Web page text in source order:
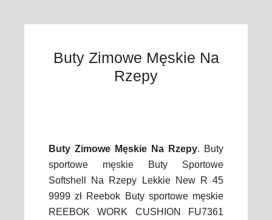
Buty Zimowe Męskie Na
Rzepy
Buty Zimowe Męskie Na Rzepy. Buty
sportowe męskie Buty Sportowe
Softshell Na Rzepy Lekkie New R 45
9999 zł Reebok Buty sportowe męskie
REEBOK WORK CUSHION FU7361